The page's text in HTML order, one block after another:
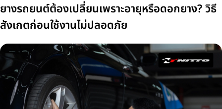
ยางรถยนต์ต้องเปลี่ยนเพราะอายุหรือดอกยาง? วิธี
สังเกตก่อนใช้งานไม่ปลอดภัย